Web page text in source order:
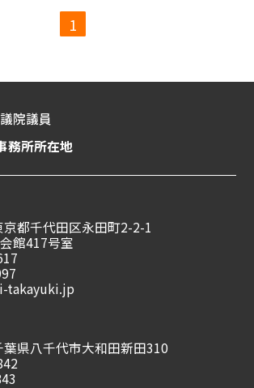
1
院議員
務所所在地
都千代田区永田町2-2-1
館417号室
takayuki.jp
県八千代市大和田新田310